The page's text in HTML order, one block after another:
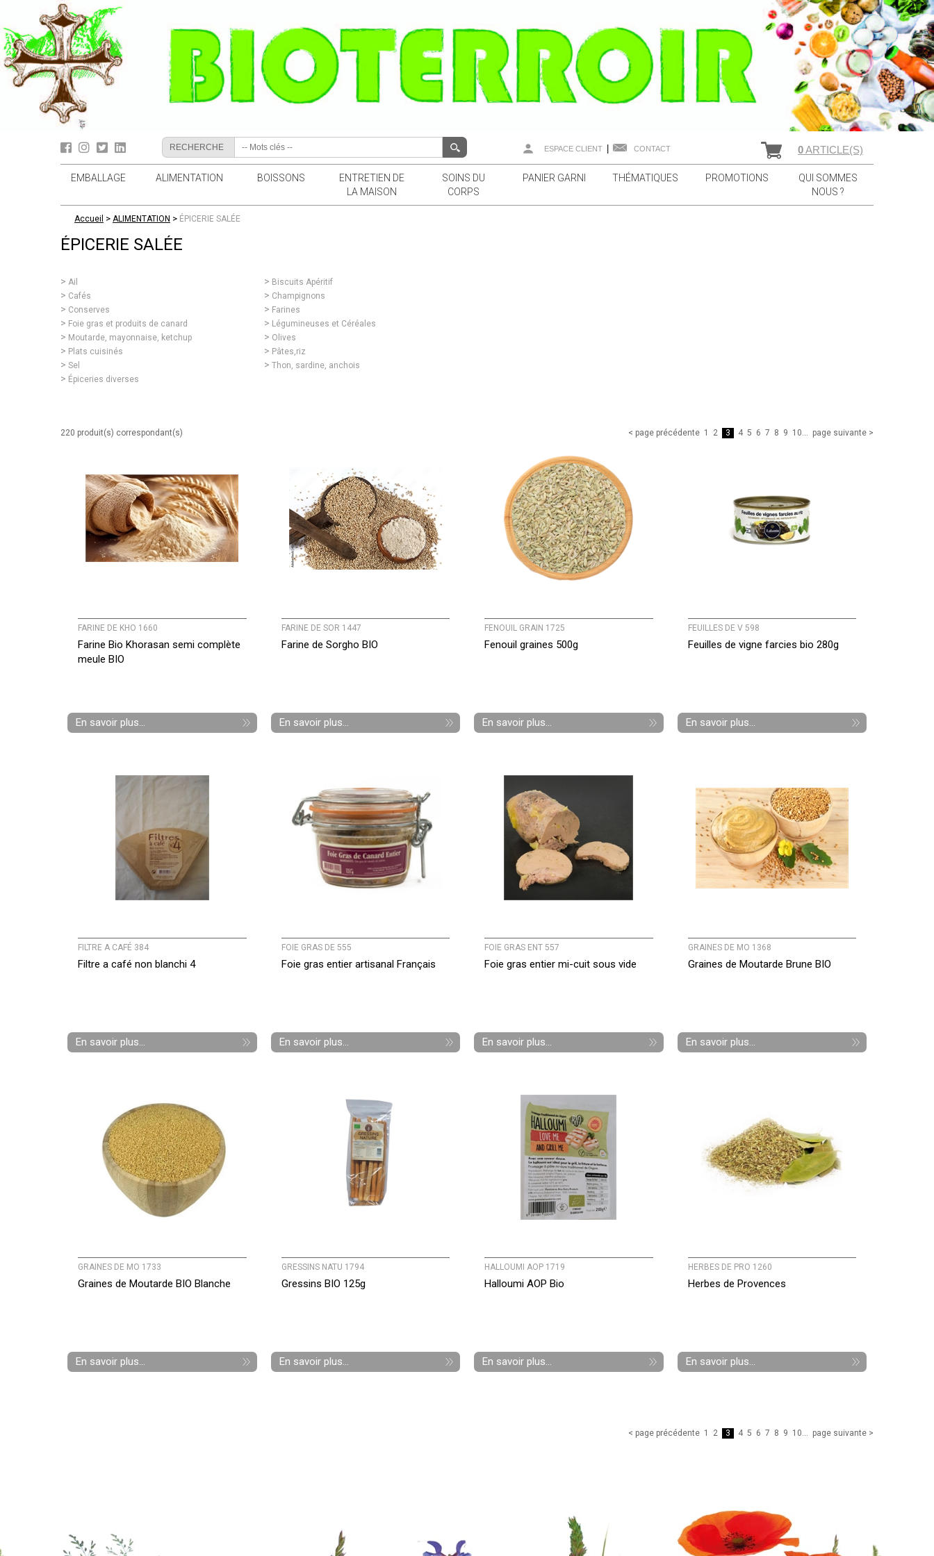
RECHERCHE CONTACT
ESPACE CLIENT 0ARTICLE(S)
EMBALLAGE ALIMENTATION BOISSONS
ENTRETIEN DE
LA MAISON
SOINS DU
CORPS
PANIER GARNI THÉMATIQUES PROMOTIONS
QUI SOMMES
NOUS ?
Accueil > ALIMENTATION > ÉPICERIE SALÉE
ÉPICERIE SALÉE
Ail
Biscuits Apéritif
Cafés
Champignons
Conserves
Farines
Foie gras et produits de canard
Légumineuses et Céréales
Moutarde, mayonnaise, ketchup
Olives
Plats cuisinés
Pâtes,riz
Sel
Thon, sardine, anchois
Épiceries diverses
220 produit(s) correspondant(s) < page précédente 1 2 3 4 5 6 7 8 9 10... page suivante >
FARINE DE KHO 1660
Farine Bio Khorasan semi complète
meule BIO
En savoir plus...
FARINE DE SOR 1447
Farine de Sorgho BIO
En savoir plus...
FENOUIL GRAIN 1725
Fenouil graines 500g
En savoir plus...
FEUILLES DE V 598
Feuilles de vigne farcies bio 280g
En savoir plus...
FILTRE A CAFÉ 384
Filtre a café non blanchi 4
En savoir plus...
FOIE GRAS DE 555
Foie gras entier artisanal Français
En savoir plus...
FOIE GRAS ENT 557
Foie gras entier mi-cuit sous vide
En savoir plus...
GRAINES DE MO 1368
Graines de Moutarde Brune BIO
En savoir plus...
GRAINES DE MO 1733
Graines de Moutarde BIO Blanche
En savoir plus...
GRESSINS NATU 1794
Gressins BIO 125g
En savoir plus...
HALLOUMI AOP 1719
Halloumi AOP Bio
En savoir plus...
HERBES DE PRO 1260
Herbes de Provences
En savoir plus...
< page précédente 1 2 3 4 5 6 7 8 9 10... page suivante >